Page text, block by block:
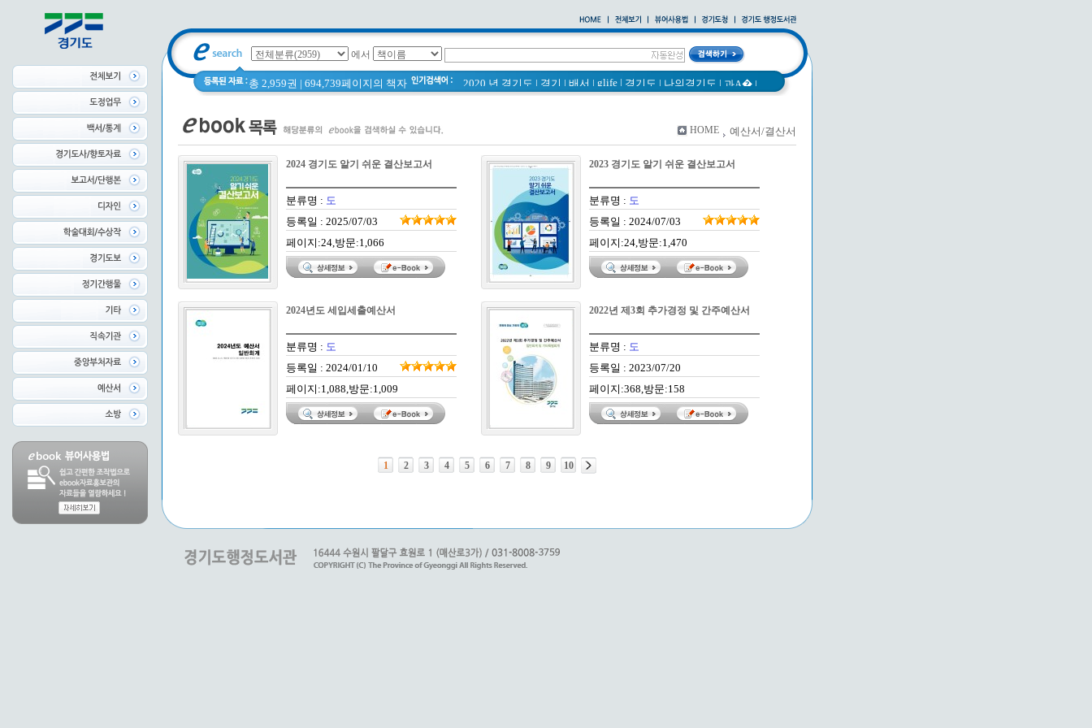
에서
총 2,959권 | 694,739페이지의 책자 2020 년 경기도 | 경기 | 배서 | glife | 경기도 | 나의경기도 | 과A� |
2021 경기도 공동주택 품질점검 사례집|경기도 바로알기|
공동주택|국토의 계획 및 이용에 관한 법률_질의 회신 사례집
의회소식 81호|2020| 다문화가족 소식지
HOME 예산서/결산서
2024 경기도 알기 쉬운 결산보고서
분류명 : 도
등록일 : 2025/07/03
페이지:24,방문:1,066
2023 경기도 알기 쉬운 결산보고서
분류명 : 도
등록일 : 2024/07/03
페이지:24,방문:1,470
2024년도 세입세출예산서
분류명 : 도
등록일 : 2024/01/10
페이지:1,088,방문:1,009
2022년 제3회 추가경정 및 간주예산서
분류명 : 도
등록일 : 2023/07/20
페이지:368,방문:158
1 2 3 4 5 6 7 8 9 10